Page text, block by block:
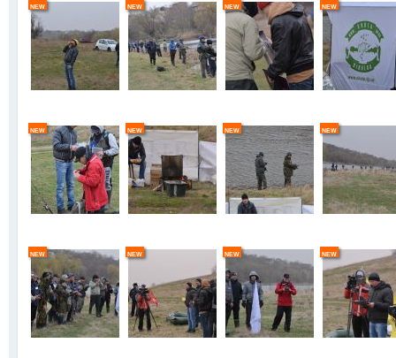
new new new new
new new new new
new new new new